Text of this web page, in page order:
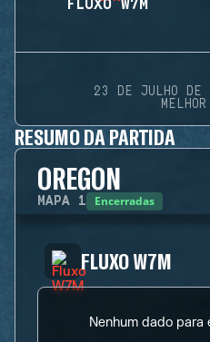
FLUXO W7M
23 DE JULHO
RESUMO DA PARTIDA
OREGON
MAPA 1 Encerradas
FLUXO W7M
Nenhum dado para